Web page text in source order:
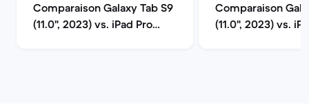
Comparaison Galaxy Tab S9
(11.0", 2023) vs. iPad Pro
Comparaison
(11.0", 2023) vs.